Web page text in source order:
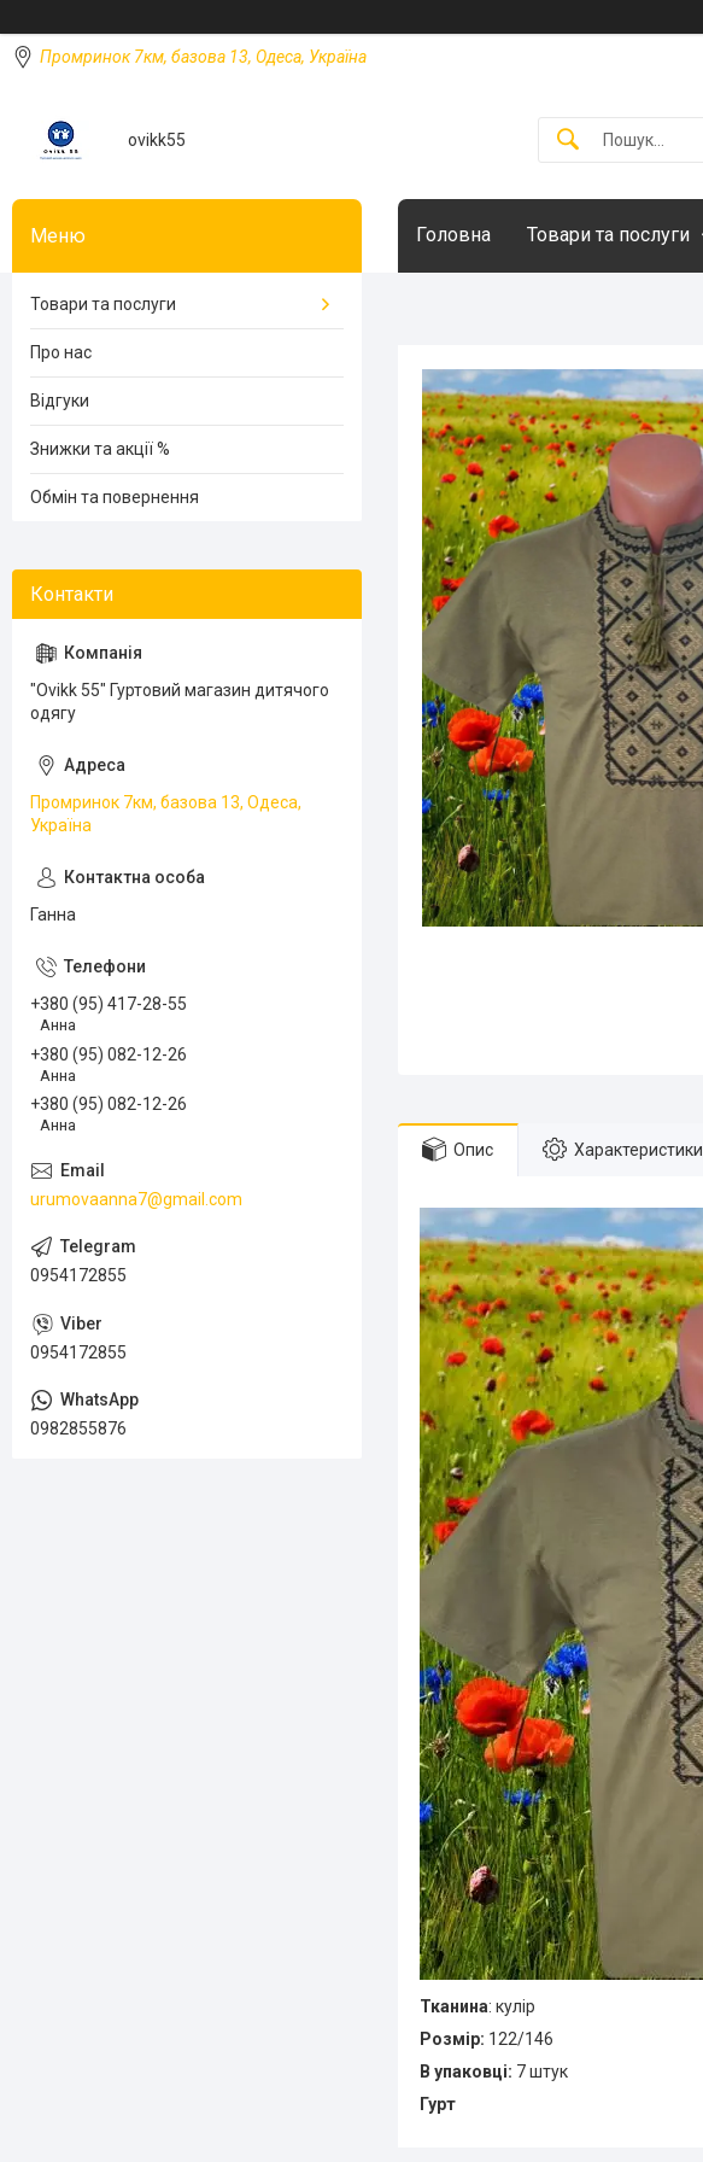
Промринок 7км, базова 13, Одеса, Україна
ovikk55
Головна Товари та послуги
Опис Характеристики
Тканина: кулір
Розмір: 122/146
В упаковці: 7 штук
Гурт
Товари та послуги
Про нас
Відгуки
Знижки та акції %
Обмін та повернення
"Ovikk 55" Гуртовий магазин дитячого
одягу
Промринок 7км, базова 13, Одеса,
Україна
Ганна
+380 (95) 417-28-55
Анна
+380 (95) 082-12-26
Анна
+380 (95) 082-12-26
Анна
urumovaanna7@gmail.com
0954172855
0954172855
0982855876